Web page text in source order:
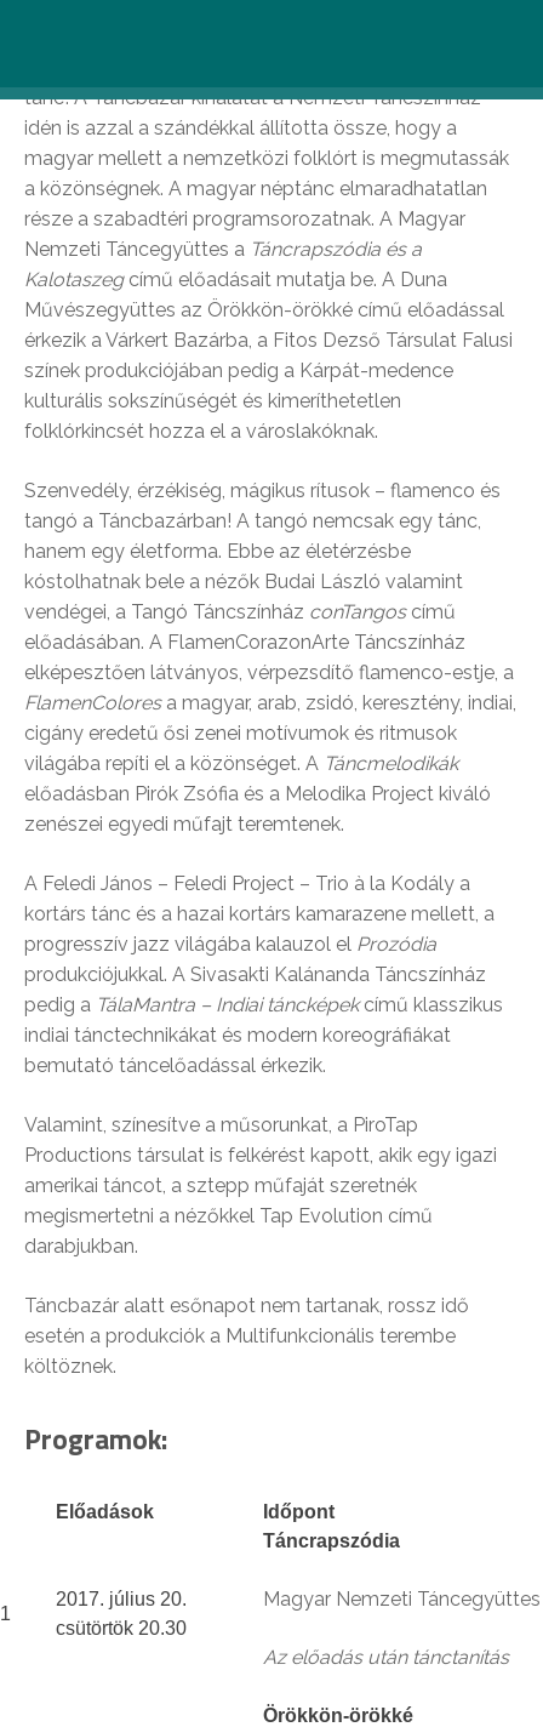
tánc! A Táncbazár kínálatát a Nemzeti Táncszínház
idén is azzal a szándékkal állította össze, hogy a
magyar mellett a nemzetközi folklórt is megmutassák
a közönségnek. A magyar néptánc elmaradhatatlan
része a szabadtéri programsorozatnak. A Magyar
Nemzeti Táncegyüttes a Táncrapszódia és a
Kalotaszeg című előadásait mutatja be. A Duna
Művészegyüttes az Örökkön-örökké című előadással
érkezik a Várkert Bazárba, a Fitos Dezső Társulat Falusi
színek produkciójában pedig a Kárpát-medence
kulturális sokszínűségét és kimeríthetetlen
folklórkincsét hozza el a városlakóknak.
Szenvedély, érzékiség, mágikus rítusok – flamenco és
tangó a Táncbazárban! A tangó nemcsak egy tánc,
hanem egy életforma. Ebbe az életérzésbe
kóstolhatnak bele a nézők Budai László valamint
vendégei, a Tangó Táncszínház conTangoscímű
előadásában. A FlamenCorazonArte Táncszínház
elképesztően látványos, vérpezsdítő flamenco-estje, a
FlamenColoresa magyar, arab, zsidó, keresztény, indiai,
cigány eredetű ősi zenei motívumok és ritmusok
világába repíti el a közönséget. A Táncmelodikák
előadásban Pirók Zsófia és a Melodika Project kiváló
zenészei egyedi műfajt teremtenek.
A Feledi János – Feledi Project – Trio à la Kodály a
kortárs tánc és a hazai kortárs kamarazene mellett, a
progresszív jazz világába kalauzol el Prozódia
produkciójukkal. A Sivasakti Kalánanda Táncszínház
pedig a TálaMantra – Indiai táncképekcímű klasszikus
indiai tánctechnikákat és modern koreográfiákat
bemutató táncelőadással érkezik.
Valamint, színesítve a műsorunkat, a PiroTap
Productions társulat is felkérést kapott, akik egy igazi
amerikai táncot, a sztepp műfaját szeretnék
megismertetni a nézőkkel Tap Evolution című
darabjukban.
Táncbazár alatt esőnapot nem tartanak, rossz idő
esetén a produkciók a Multifunkcionális terembe
költöznek.
Programok:
Előadások Időpont
1
2017. július 20.
csütörtök 20.30
Táncrapszódia
Magyar Nemzeti Táncegyüttes
Az előadás után tánctanítás
Örökkön-örökké